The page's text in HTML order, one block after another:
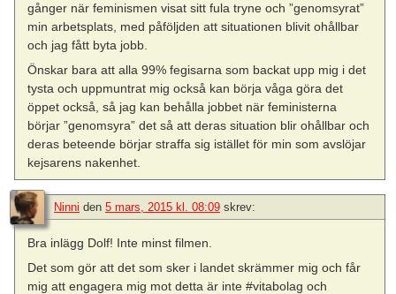
gånger när feminismen visat sitt fula tryne och ”genomsyrat”
min arbetsplats, med påföljden att situationen blivit ohållbar
och jag fått byta jobb.
Önskar bara att alla 99% fegisarna som backat upp mig i det
tysta och uppmuntrat mig också kan börja våga göra det
öppet också, så jag kan behålla jobbet när feministerna
börjar ”genomsyra” det så att deras situation blir ohållbar och
deras beteende börjar straffa sig istället för min som avslöjar
kejsarens nakenhet.
Ninni den 5 mars, 2015 kl. 08:09 skrev:
Bra inlägg Dolf! Inte minst filmen.
Det som gör att det som sker i landet skrämmer mig och får
mig att engagera mig mot detta är inte #vitabolag och